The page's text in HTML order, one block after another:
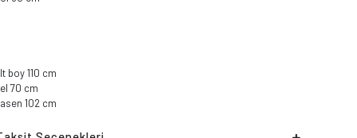
boy 110 cm
70 cm
102 cm